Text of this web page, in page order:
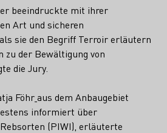
beeindruckte mit ihrer
Art und sicheren
sie den Begriff Terroir erläutern
zu der Bewältigung von
die Jury.
Föhraus dem Anbaugebiet
informiert über
(PIWI), erläuterte